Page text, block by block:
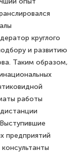
круглого
и развитию
Таким образом,
работы
предприятий